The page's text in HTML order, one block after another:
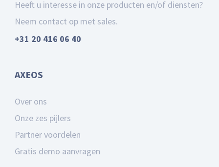
Heeft u interesse in onze producten en/of diensten?
Neem contact op met sales.
+31 20 416 06 40
AXEOS
Over ons
Onze zes pijlers
Partner voordelen
Gratis demo aanvragen